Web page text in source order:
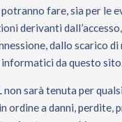
fare, sia per le
derivanti dall’accesso,
dallo scarico
da questo
non sarà tenuta per
ordine a danni, perdite,